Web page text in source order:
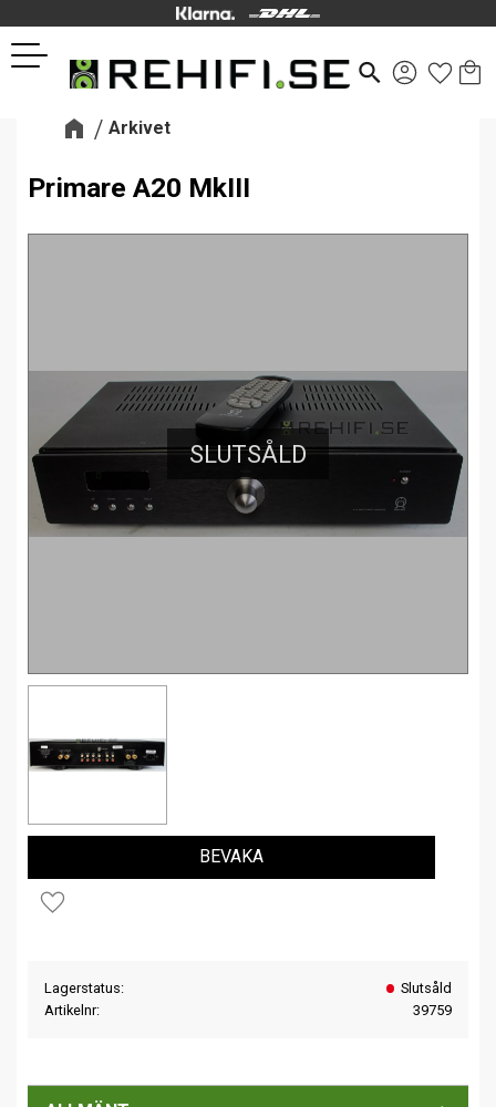
Meny
search
Arkivet
Primare A20 MkIII
SLUTSÅLD
Lägg till i favoriter
BEVAKA
Lagerstatus
Slutsåld
Artikelnr
39759